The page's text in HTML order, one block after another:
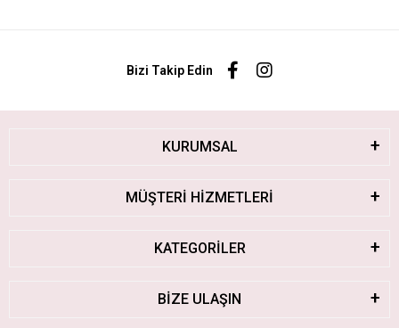
Bizi Takip Edin
KURUMSAL
MÜŞTERİ HİZMETLERİ
KATEGORİLER
BİZE ULAŞIN